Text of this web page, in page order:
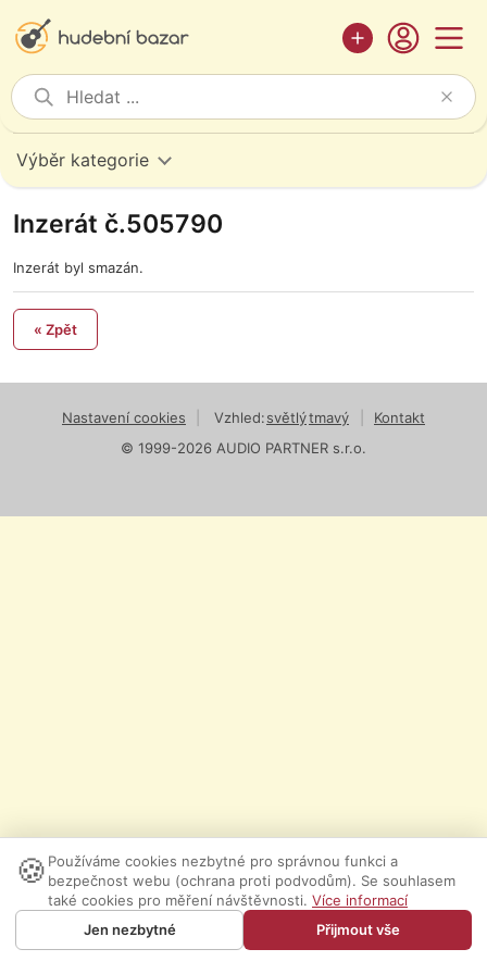
Výběr kategorie
Inzerát č.505790
Inzerát byl smazán.
« Zpět
Nastavení cookies Vzhled:světlýtmavý
Kontakt
© 1999-2026 AUDIO PARTNER s.r.o.
🍪 Používáme cookies nezbytné pro správnou funkci a
bezpečnost webu (ochrana proti podvodům). Se souhlasem
také cookies pro měření návštěvnosti. Více informací
Jen nezbytné
Přijmout vše